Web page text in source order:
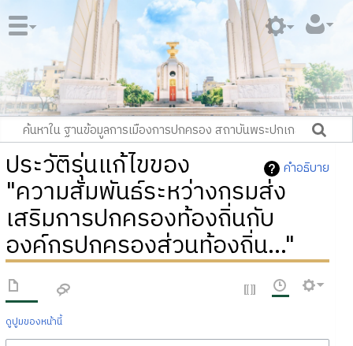
คำอธิบาย
ประวัติรุ่นแก้ไขของ
"ความสัมพันธ์ระหว่างกรมส่ง
เสริมการปกครองท้องถิ่นกับ
องค์กรปกครองส่วนท้องถิ่น..."
ดูปูมของหน้านี้